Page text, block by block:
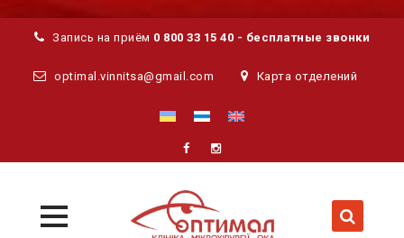
Запись на приём 0 800 33 15 40 - бесплатные звонки
optimal.vinnitsa@gmail.com Карта отделений